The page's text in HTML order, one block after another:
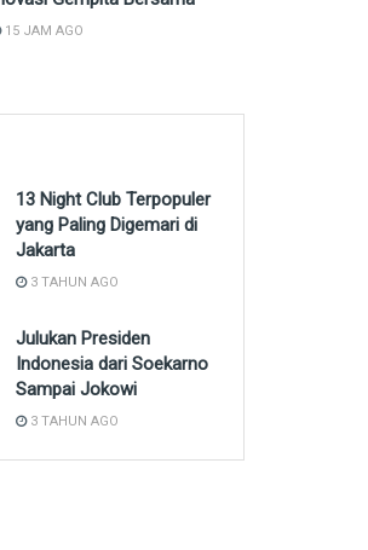
15 JAM AGO
13 Night Club Terpopuler
yang Paling Digemari di
Jakarta
3 TAHUN AGO
Julukan Presiden
Indonesia dari Soekarno
Sampai Jokowi
3 TAHUN AGO